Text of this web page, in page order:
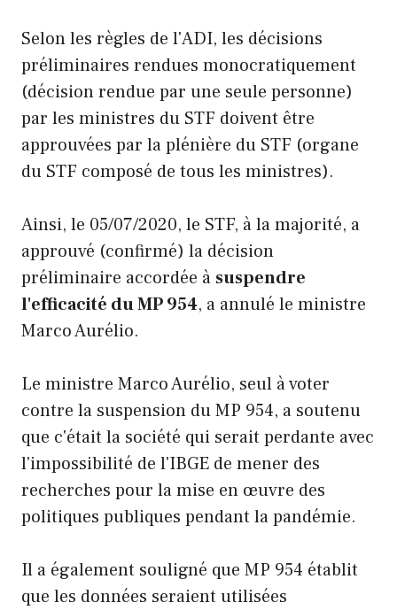
Selon les règles de l'ADI, les décisions
préliminaires rendues monocratiquement
(décision rendue par une seule personne)
par les ministres du STF doivent être
approuvées par la plénière du STF (organe
du STF composé de tous les ministres).
Ainsi, le 05/07/2020, le STF, à la majorité, a
approuvé (confirmé) la décision
préliminaire accordée à suspendre
l'efficacité du MP 954, a annulé le ministre
Marco Aurélio.
Le ministre Marco Aurélio, seul à voter
contre la suspension du MP 954, a soutenu
que c'était la société qui serait perdante avec
l'impossibilité de l'IBGE de mener des
recherches pour la mise en œuvre des
politiques publiques pendant la pandémie.
Il a également souligné que MP 954 établit
que les données seraient utilisées